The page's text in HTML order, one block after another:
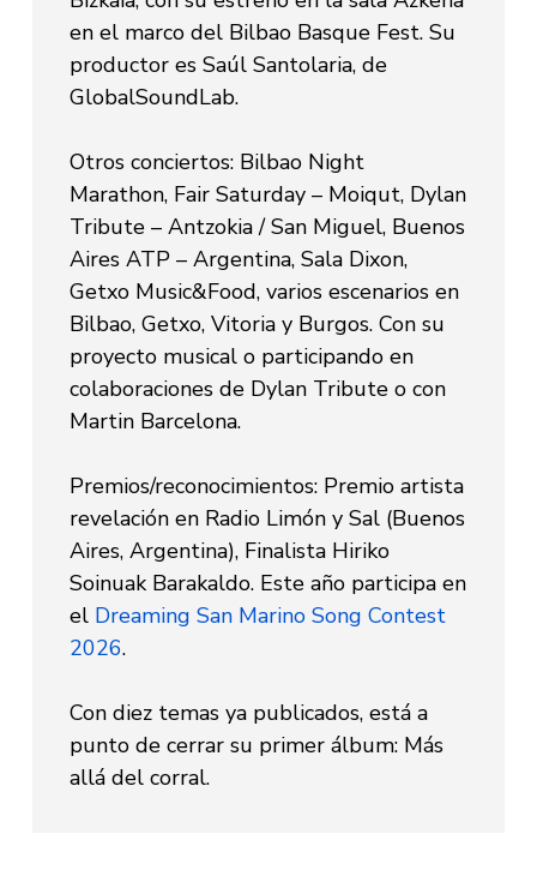
en el marco del Bilbao Basque Fest. Su
productor es Saúl Santolaria, de
GlobalSoundLab.
Otros conciertos: Bilbao Night
Marathon, Fair Saturday – Moiqut, Dylan
Tribute – Antzokia / San Miguel, Buenos
Aires ATP – Argentina, Sala Dixon,
Getxo Music&Food, varios escenarios en
Bilbao, Getxo, Vitoria y Burgos. Con su
proyecto musical o participando en
colaboraciones de Dylan Tribute o con
Martin Barcelona.
Premios/reconocimientos: Premio artista
revelación en Radio Limón y Sal (Buenos
Aires, Argentina), Finalista Hiriko
Soinuak Barakaldo. Este año participa en
el Dreaming San Marino Song Contest
2026.
Con diez temas ya publicados, está a
punto de cerrar su primer álbum: Más
allá del corral.